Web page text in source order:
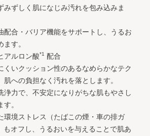
みずしく肌になじみ汚れを包み込みま
配合・バリア機能をサポートし、うるお
す。
アルロン酸*1 配合
くいクッション性のあるなめらかなテク
肌への負担なく汚れを落とします。
浄力で、不安定になりがちな肌もやさし
。
環境ストレス（たばこの煙・車の排ガ
もオフし、うるおいを与えることで肌あ